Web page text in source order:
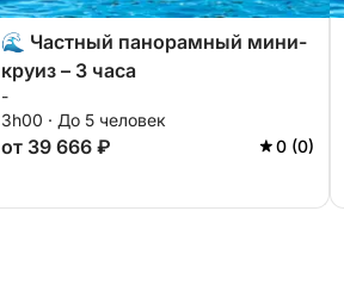
🌊 Частный панорамный мини-
круиз – 3 часа
-
3h00 · До 5 человек
от 39 666 ₽ 0 (0)